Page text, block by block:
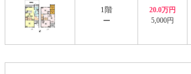
1階
ー
20.0万円
5,000円